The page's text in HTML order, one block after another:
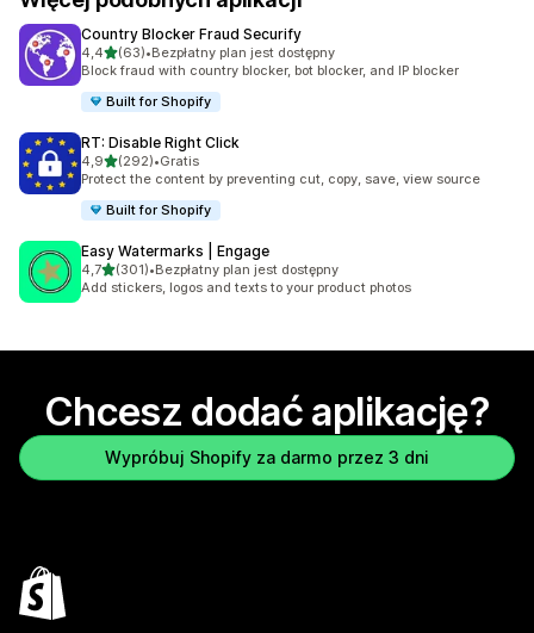
Country Blocker Fraud Securify
4,4na 5 gwiazdek
(63)
Łączna liczba recenzji: 63
•Bezpłatny plan jest dostępny
Block fraud with country blocker, bot blocker, and IP blocker
Built for Shopify
RT: Disable Right Click
4,9na 5 gwiazdek
(292)
Łączna liczba recenzji: 292
•Gratis
Protect the content by preventing cut, copy, save, view source
Built for Shopify
Easy Watermarks | Engage
4,7na 5 gwiazdek
(301)
Łączna liczba recenzji: 301
•Bezpłatny plan jest dostępny
Add stickers, logos and texts to your product photos
Chcesz dodać aplikację?
Wypróbuj Shopify za darmo przez 3 dni